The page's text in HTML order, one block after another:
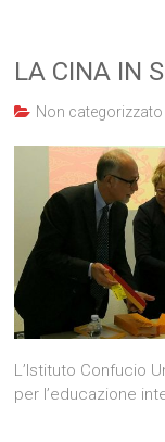
LA CINA IN
Non categorizzato
L’Istituto Confucio
per l’educazione